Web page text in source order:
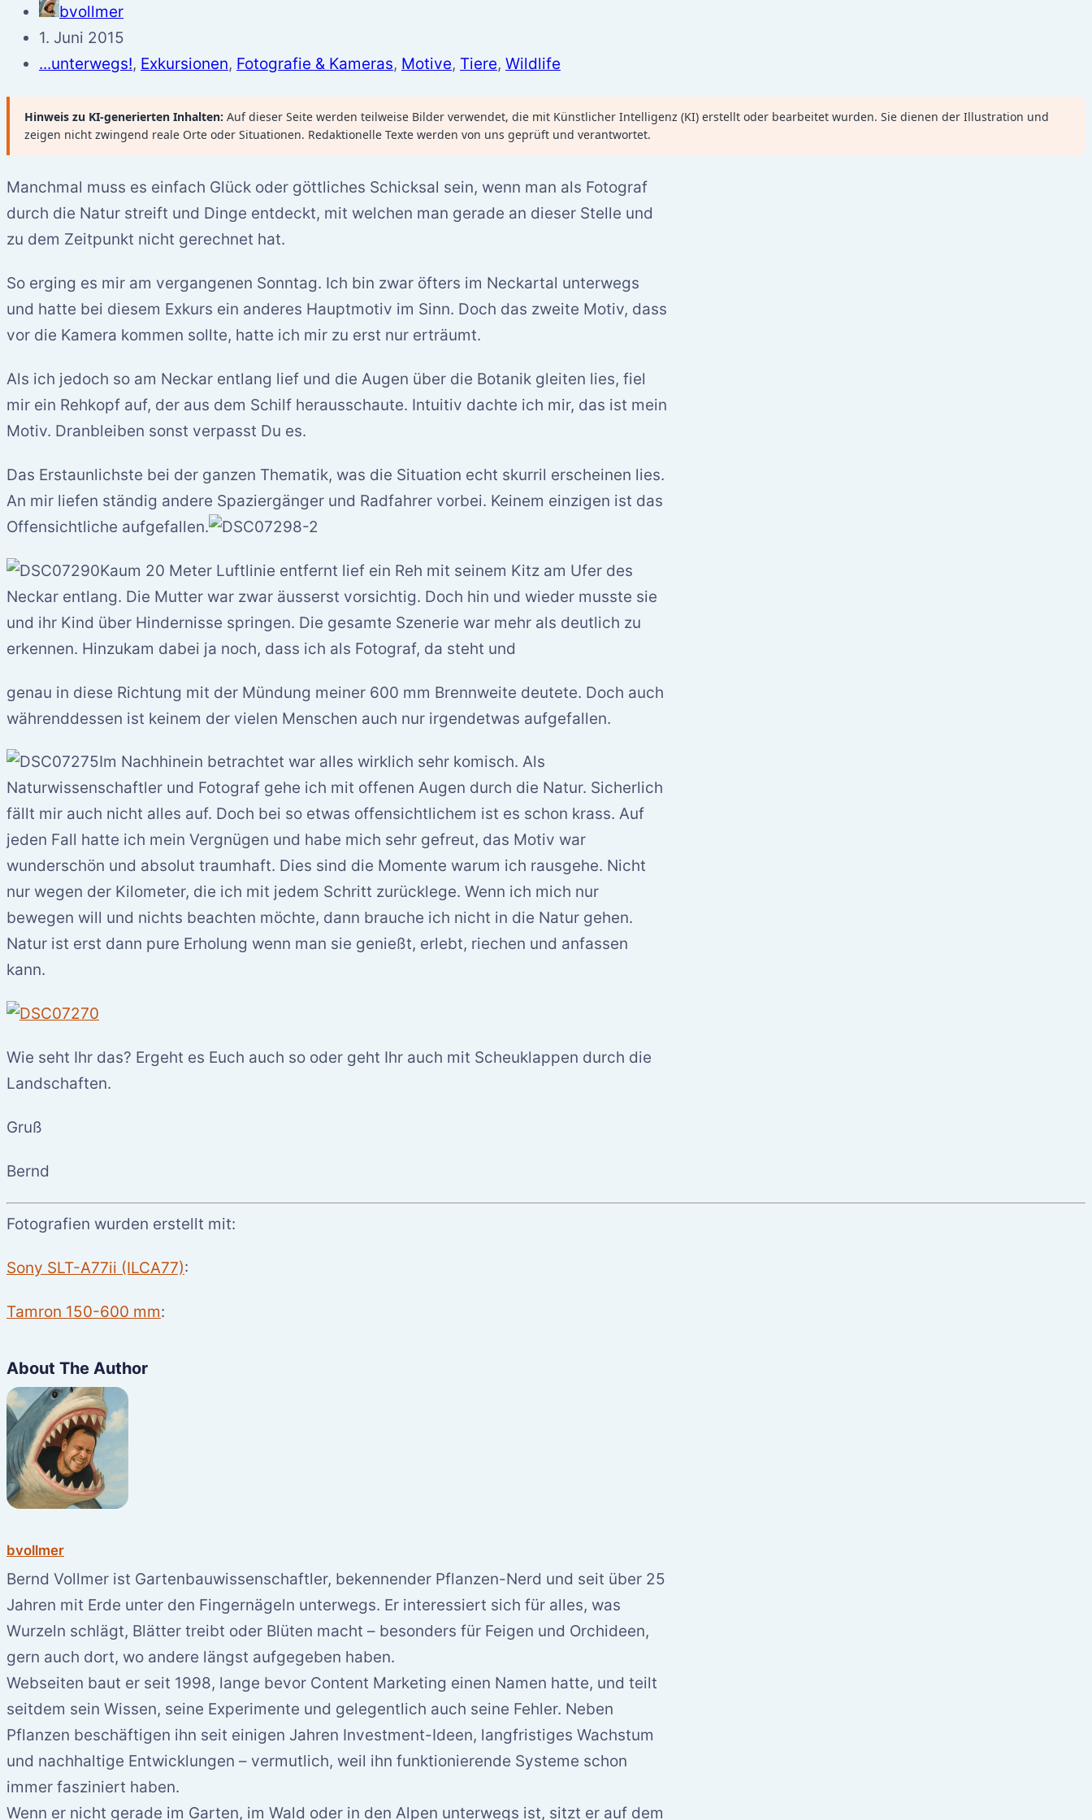
bvollmer
1. Juni 2015
...unterwegs!, Exkursionen, Fotografie & Kameras, Motive, Tiere, Wildlife
Hinweis zu KI-generierten Inhalten: Auf dieser Seite werden teilweise Bilder verwendet, die mit Künstlicher Intelligenz (KI) erstellt oder bearbeitet wurden. Sie dienen der Illustration und
zeigen nicht zwingend reale Orte oder Situationen. Redaktionelle Texte werden von uns geprüft und verantwortet.
Manchmal muss es einfach Glück oder göttliches Schicksal sein, wenn man als Fotograf
durch die Natur streift und Dinge entdeckt, mit welchen man gerade an dieser Stelle und
zu dem Zeitpunkt nicht gerechnet hat.
So erging es mir am vergangenen Sonntag. Ich bin zwar öfters im Neckartal unterwegs
und hatte bei diesem Exkurs ein anderes Hauptmotiv im Sinn. Doch das zweite Motiv, dass
vor die Kamera kommen sollte, hatte ich mir zu erst nur erträumt.
Als ich jedoch so am Neckar entlang lief und die Augen über die Botanik gleiten lies, fiel
mir ein Rehkopf auf, der aus dem Schilf herausschaute. Intuitiv dachte ich mir, das ist mein
Motiv. Dranbleiben sonst verpasst Du es.
Das Erstaunlichste bei der ganzen Thematik, was die Situation echt skurril erscheinen lies.
An mir liefen ständig andere Spaziergänger und Radfahrer vorbei. Keinem einzigen ist das
Offensichtliche aufgefallen.
Kaum 20 Meter Luftlinie entfernt lief ein Reh mit seinem Kitz am Ufer des
Neckar entlang. Die Mutter war zwar äusserst vorsichtig. Doch hin und wieder musste sie
und ihr Kind über Hindernisse springen. Die gesamte Szenerie war mehr als deutlich zu
erkennen. Hinzukam dabei ja noch, dass ich als Fotograf, da steht und
genau in diese Richtung mit der Mündung meiner 600 mm Brennweite deutete. Doch auch
währenddessen ist keinem der vielen Menschen auch nur irgendetwas aufgefallen.
Im Nachhinein betrachtet war alles wirklich sehr komisch. Als
Naturwissenschaftler und Fotograf gehe ich mit offenen Augen durch die Natur. Sicherlich
fällt mir auch nicht alles auf. Doch bei so etwas offensichtlichem ist es schon krass. Auf
jeden Fall hatte ich mein Vergnügen und habe mich sehr gefreut, das Motiv war
wunderschön und absolut traumhaft. Dies sind die Momente warum ich rausgehe. Nicht
nur wegen der Kilometer, die ich mit jedem Schritt zurücklege. Wenn ich mich nur
bewegen will und nichts beachten möchte, dann brauche ich nicht in die Natur gehen.
Natur ist erst dann pure Erholung wenn man sie genießt, erlebt, riechen und anfassen
kann.
Wie seht Ihr das? Ergeht es Euch auch so oder geht Ihr auch mit Scheuklappen durch die
Landschaften.
Gruß
Bernd
Fotografien wurden erstellt mit:
Sony SLT-A77ii (ILCA77):
Tamron 150-600 mm:
About The Author
bvollmer
Bernd Vollmer ist Gartenbauwissenschaftler, bekennender Pflanzen-Nerd und seit über 25
Jahren mit Erde unter den Fingernägeln unterwegs. Er interessiert sich für alles, was
Wurzeln schlägt, Blätter treibt oder Blüten macht – besonders für Feigen und Orchideen,
gern auch dort, wo andere längst aufgegeben haben.
Webseiten baut er seit 1998, lange bevor Content Marketing einen Namen hatte, und teilt
seitdem sein Wissen, seine Experimente und gelegentlich auch seine Fehler. Neben
Pflanzen beschäftigen ihn seit einigen Jahren Investment-Ideen, langfristiges Wachstum
und nachhaltige Entwicklungen – vermutlich, weil ihn funktionierende Systeme schon
immer fasziniert haben.
Wenn er nicht gerade im Garten, im Wald oder in den Alpen unterwegs ist, sitzt er auf dem